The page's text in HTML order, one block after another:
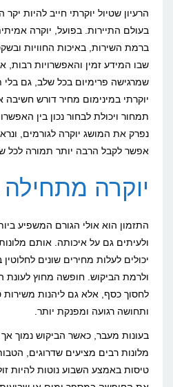
הרעיון שטיול יוקרתי חייב להיות
בעולם התיירות. בפועל, יוקרה
ברמת השירות, באיכות החוויות
שבו המידע זמין והאפשרויות רבות,
שמרגישה פרימיום בכל שלב, גם בלי
יוקרתי במינימום מחיר דורש
תמחור ויכולת לבחור נכון בין
נפרק את המושג יוקרה לגורמים,
אפשר לקבל הרבה יותר תמורה לכל
יוקרה מתחילה
התזמון הוא אולי הגורם המשפיע
ולעיתים גם על איכותה. אותם
יכולים לעלות מחירים שונים
ולרמת הביקוש. חופשה מחוץ
לחסוך כסף, אלא גם ליהנות משירות
ותחושה רגועה ומפנקת יותר.
בעונות מעבר, כאשר הביקוש נמוך אך
מלונות רבים מציעים שדרוגים,
טיסות באמצע השבוע נוטות להיות